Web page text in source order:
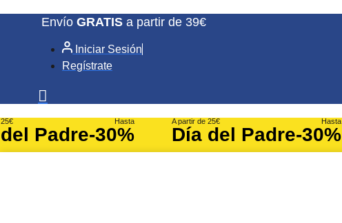
Envío GRATIS a partir de 39€
Iniciar Sesión
Regístrate
Padre
Hasta
-30%
A partir de 25€
Día del Padre
Hasta
-30%